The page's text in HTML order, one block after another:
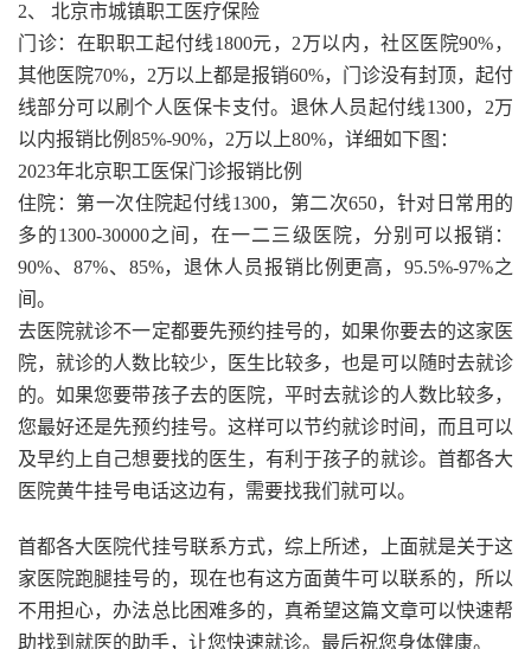
2、 北京市城镇职工医疗保险
门诊：在职职工起付线1800元，2万以内，社区医院90%，
其他医院70%，2万以上都是报销60%，门诊没有封顶，起付
线部分可以刷个人医保卡支付。退休人员起付线1300，2万
以内报销比例85%-90%，2万以上80%，详细如下图：
2023年北京职工医保门诊报销比例
住院：第一次住院起付线1300，第二次650，针对日常用的
多的1300-30000之间，在一二三级医院，分别可以报销：
90%、87%、85%，退休人员报销比例更高，95.5%-97%之
间。
去医院就诊不一定都要先预约挂号的，如果你要去的这家医
院，就诊的人数比较少，医生比较多，也是可以随时去就诊
的。如果您要带孩子去的医院，平时去就诊的人数比较多，
您最好还是先预约挂号。这样可以节约就诊时间，而且可以
及早约上自己想要找的医生，有利于孩子的就诊。首都各大
医院黄牛挂号电话这边有，需要找我们就可以。
首都各大医院代挂号联系方式，综上所述，上面就是关于这
家医院跑腿挂号的，现在也有这方面黄牛可以联系的，所以
不用担心，办法总比困难多的，真希望这篇文章可以快速帮
助找到就医的助手，让您快速就诊。最后祝您身体健康。